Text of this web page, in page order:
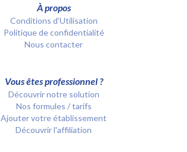
À propos
Conditions d’Utilisation
Politique de confidentialité
Nous contacter
Vous êtes professionnel ?
Découvrir notre solution
Nos formules / tarifs
Ajouter votre établissement
Découvrir l'affiliation